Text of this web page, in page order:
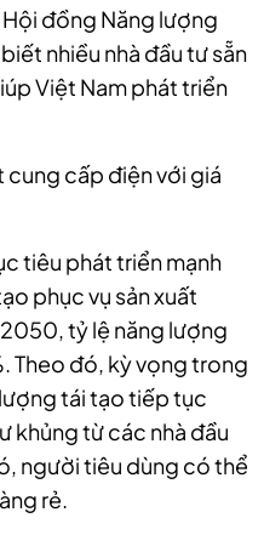
đồng Năng lượng
nhiều nhà đầu tư sẵn
Việt Nam phát triển
cung cấp điện với giá
tiêu phát triển mạnh
phục vụ sản xuất
tỷ lệ năng lượng
Theo đó, kỳ vọng trong
tái tạo tiếp tục
khủng từ các nhà đầu
người tiêu dùng có thể
rẻ.